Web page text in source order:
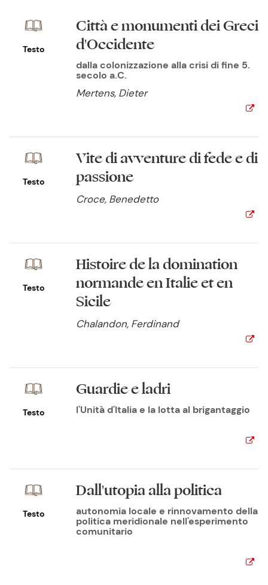
Testo
Città e monumenti dei Greci
d'Occidente
dalla colonizzazione alla crisi di fine 5.
secolo a.C.
Mertens, Dieter
Testo
Vite di avventure di fede e di
passione
Croce, Benedetto
Testo
Histoire de la domination
normande en Italie et en
Sicile
Chalandon, Ferdinand
Testo
Guardie e ladri
l'Unità d'Italia e la lotta al brigantaggio
Testo
Dall'utopia alla politica
autonomia locale e rinnovamento della
politica meridionale nell'esperimento
comunitario